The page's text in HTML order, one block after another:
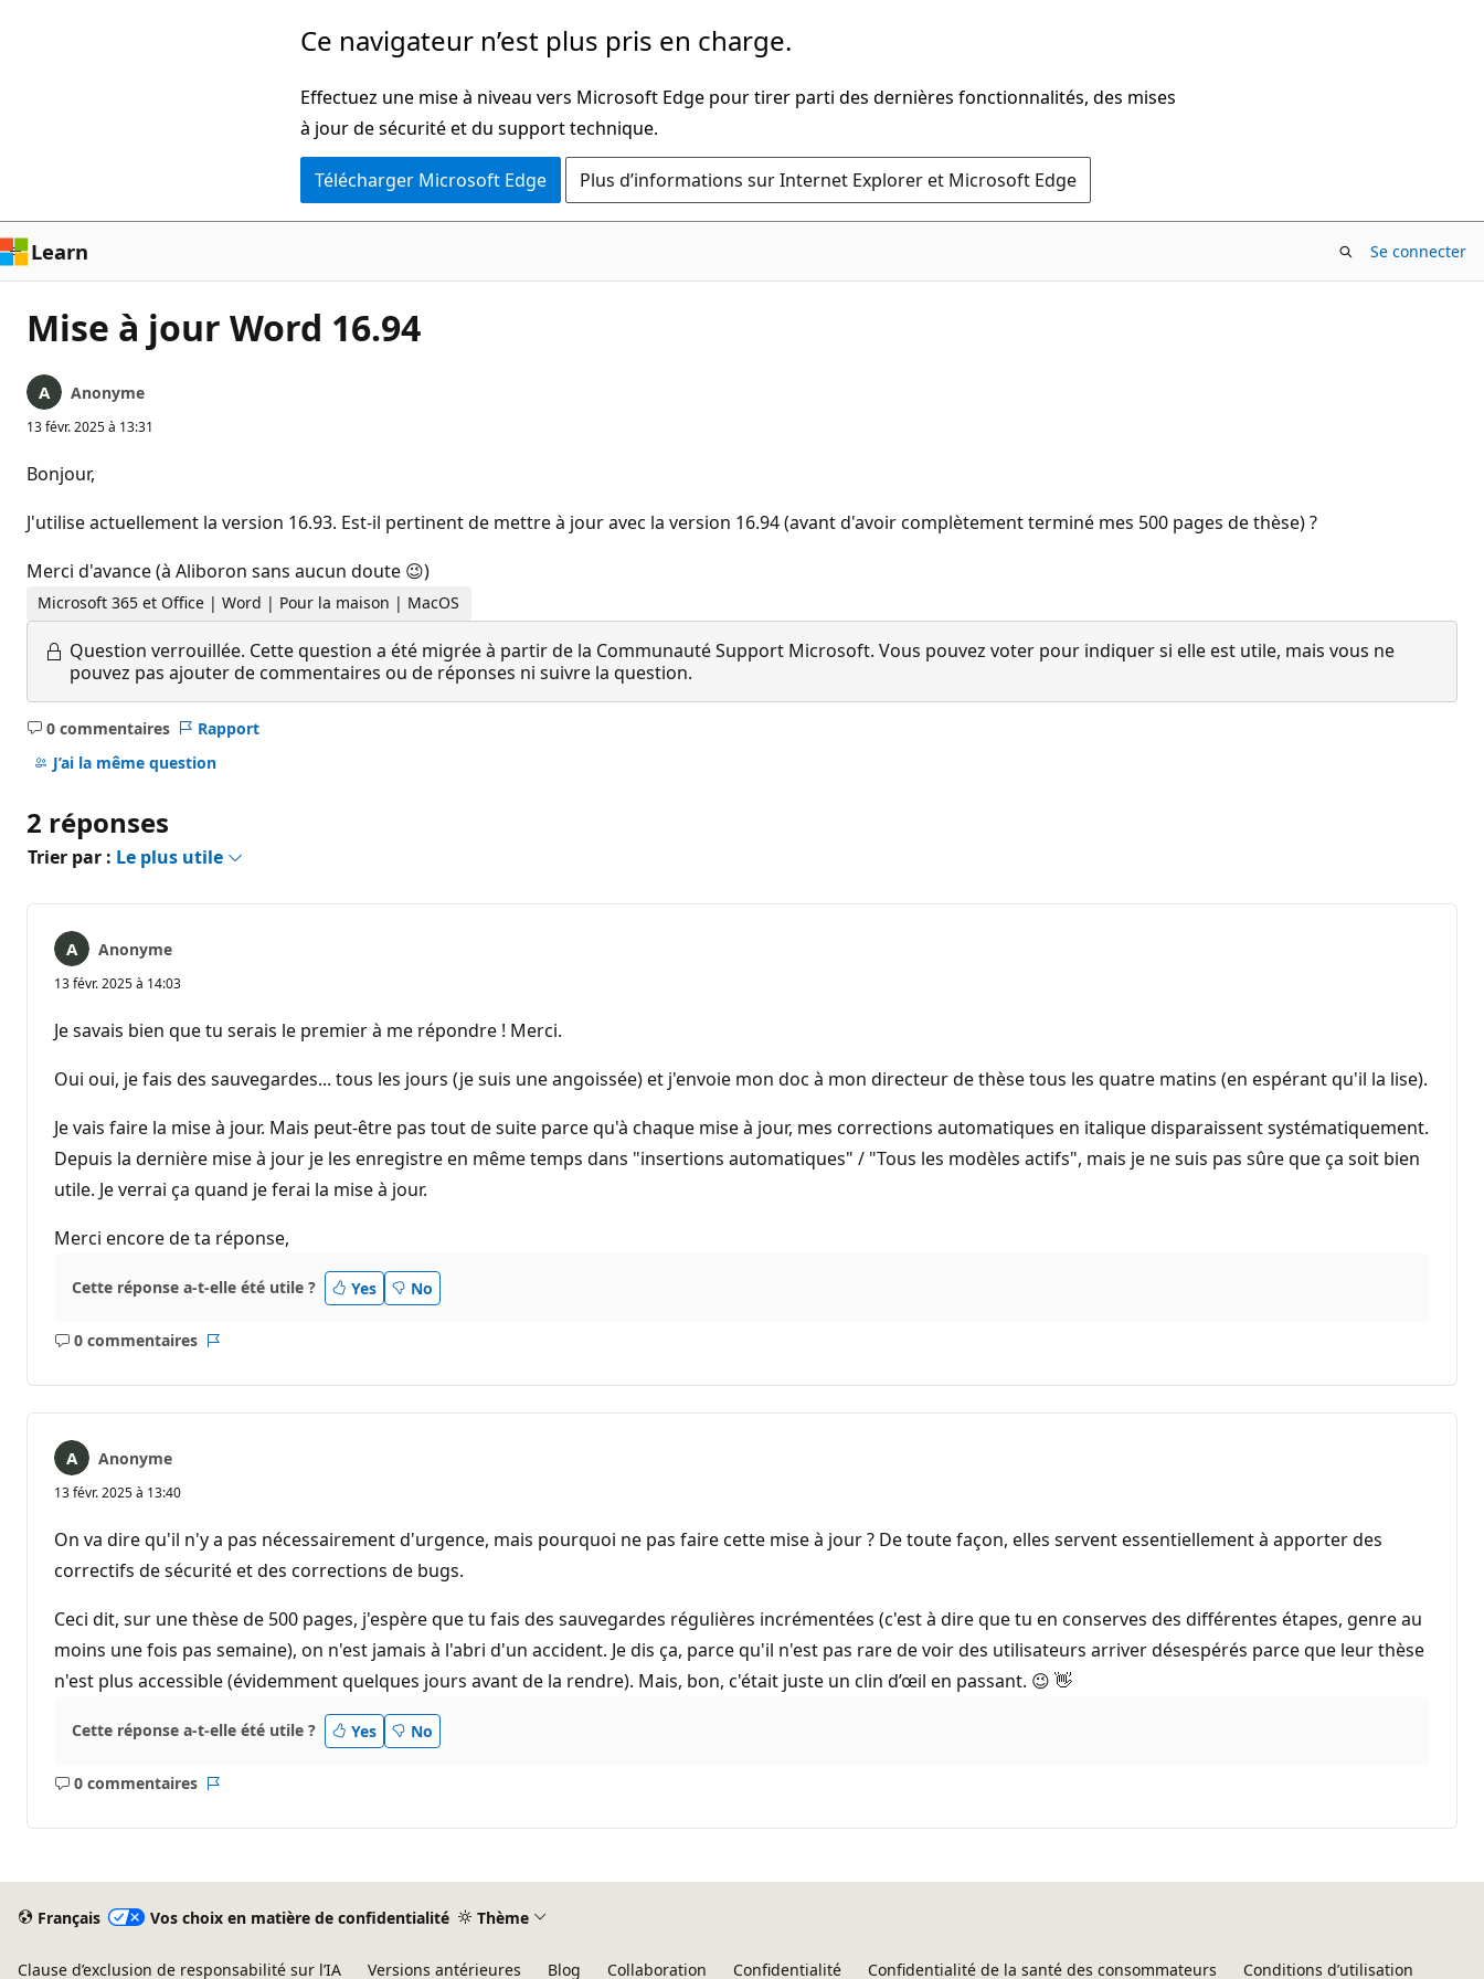
Ce navigateur n’est plus pris en charge.
Effectuez une mise à niveau vers Microsoft Edge pour tirer parti des dernières fonctionnalités, des mises
à jour de sécurité et du support technique.
Télécharger Microsoft Edge Plus d’informations sur Internet Explorer et Microsoft Edge
Learn Se connecter
Mise à jour Word 16.94
Anonyme
13 févr. 2025 à 13:31
Bonjour,
J'utilise actuellement la version 16.93. Est-il pertinent de mettre à jour avec la version 16.94 (avant d'avoir complètement terminé mes 500 pages de thèse) ?
Merci d'avance (à Aliboron sans aucun doute 😉)
Microsoft 365 et Office | Word | Pour la maison | MacOS
Question verrouillée. Cette question a été migrée à partir de la Communauté Support Microsoft. Vous pouvez voter pour indiquer si elle est utile, mais vous ne
pouvez pas ajouter de commentaires ou de réponses ni suivre la question.
0 commentaires
Aucun
commentaire
Rapport
J’ai la même question
2 réponses
Trier par : Le plus utile
Anonyme
13 févr. 2025 à 14:03
Je savais bien que tu serais le premier à me répondre ! Merci.
Oui oui, je fais des sauvegardes... tous les jours (je suis une angoissée) et j'envoie mon doc à mon directeur de thèse tous les quatre matins (en espérant qu'il la lise).
Je vais faire la mise à jour. Mais peut-être pas tout de suite parce qu'à chaque mise à jour, mes corrections automatiques en italique disparaissent systématiquement.
Depuis la dernière mise à jour je les enregistre en même temps dans "insertions automatiques" / "Tous les modèles actifs", mais je ne suis pas sûre que ça soit bien
utile. Je verrai ça quand je ferai la mise à jour.
Merci encore de ta réponse,
Cette réponse a-t-elle été utile ? Yes No
0 commentaires
Aucun
Anonyme
13 févr. 2025 à 13:40
On va dire qu'il n'y a pas nécessairement d'urgence, mais pourquoi ne pas faire cette mise à jour ? De toute façon, elles servent essentiellement à apporter des
correctifs de sécurité et des corrections de bugs.
Ceci dit, sur une thèse de 500 pages, j'espère que tu fais des sauvegardes régulières incrémentées (c'est à dire que tu en conserves des différentes étapes, genre au
moins une fois pas semaine), on n'est jamais à l'abri d'un accident. Je dis ça, parce qu'il n'est pas rare de voir des utilisateurs arriver désespérés parce que leur thèse
n'est plus accessible (évidemment quelques jours avant de la rendre). Mais, bon, c'était juste un clin d’œil en passant. 😉 👋
Cette réponse a-t-elle été utile ? Yes No
0 commentaires
Aucun
Français Vos choix en matière de confidentialité Thème
Clause d’exclusion de responsabilité sur l’IA Versions antérieures Blog Collaboration Confidentialité Confidentialité de la santé des consommateurs Conditions d’utilisation